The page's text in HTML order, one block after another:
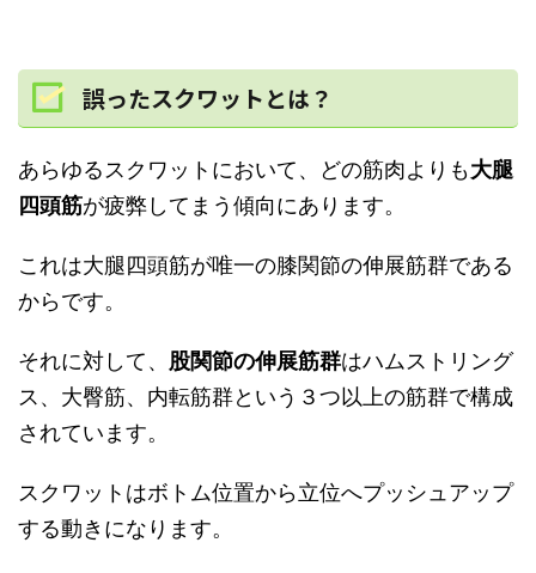
誤ったスクワットとは？
あらゆるスクワットにおいて、どの筋肉よりも大腿
四頭筋が疲弊してまう傾向にあります。
これは大腿四頭筋が唯一の膝関節の伸展筋群である
からです。
それに対して、 股関節の伸展筋群はハムストリング
ス、大臀筋、内転筋群という３つ以上の筋群で構成
されています。
スクワットはボトム位置から立位へプッシュアップ
する動きになります。